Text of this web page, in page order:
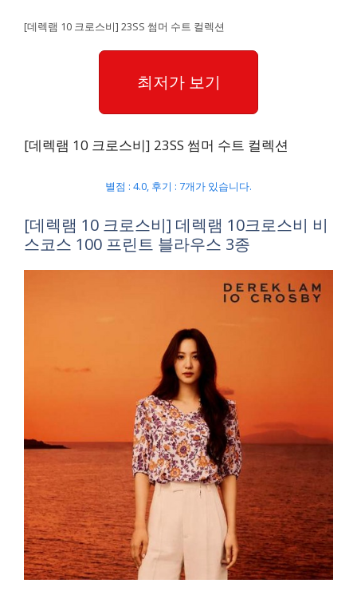
[데렉램 10 크로스비] 23SS 썸머 수트 컬렉션
최저가 보기
[데렉램 10 크로스비] 23SS 썸머 수트 컬렉션
별점 : 4.0, 후기 : 7개가 있습니다.
[데렉램 10 크로스비] 데렉램 10크로스비 비
스코스 100 프린트 블라우스 3종